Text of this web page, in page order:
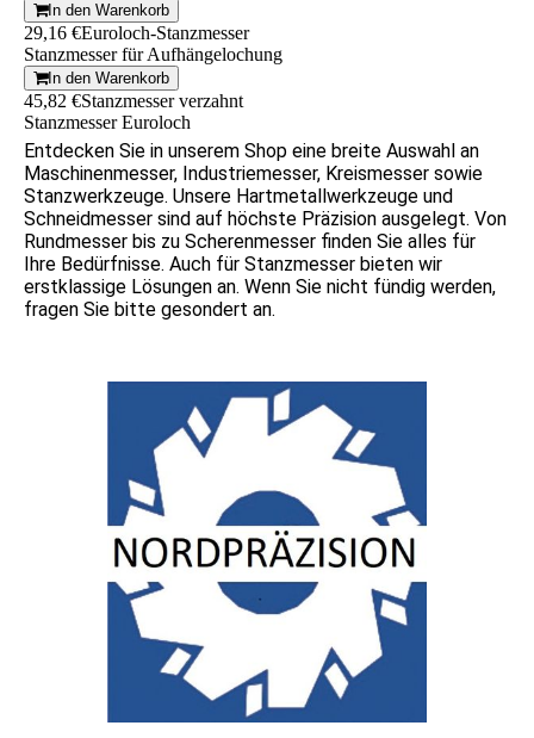
In den Warenkorb
29,16 €Euroloch-Stanzmesser
Stanzmesser für Aufhängelochung
In den Warenkorb
45,82 €Stanzmesser verzahnt
Stanzmesser Euroloch
Entdecken Sie in unserem Shop eine breite Auswahl an
Maschinenmesser, Industriemesser, Kreismesser sowie
Stanzwerkzeuge. Unsere Hartmetallwerkzeuge und
Schneidmesser sind auf höchste Präzision ausgelegt. Von
Rundmesser bis zu Scherenmesser finden Sie alles für
Ihre Bedürfnisse. Auch für Stanzmesser bieten wir
erstklassige Lösungen an. Wenn Sie nicht fündig werden,
fragen Sie bitte gesondert an.